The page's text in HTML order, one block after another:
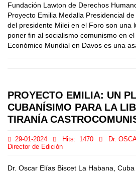
Fundación Lawton de Derechos
Proyecto Emilia Medalla Presidencial
del presidente Milei en el Foro son una
poner fin al socialismo comunismo en
Económico Mundial en Davos es una
PROYECTO EMILIA: UN
CUBANÍSIMO PARA LA
TIRANÍA
29-01-2024 Hits: 1470
Dr.
Director de Edición
Dr. Oscar Elías Biscet La Habana,